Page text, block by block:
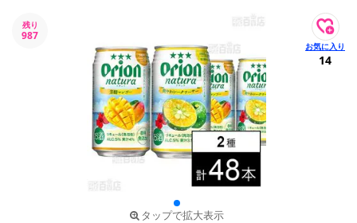
残り
987
タップで拡大表示
14